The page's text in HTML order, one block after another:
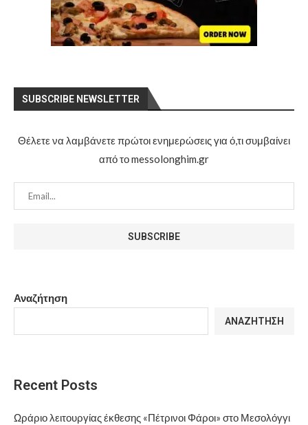
Αναζήτηση
ΑΝΑΖΉΤΗΣΗ
Recent Posts
Ωράριο λειτουργίας έκθεσης «Πέτρινοι Φάροι» στο Μεσολόγγι
SUBSCRIBE NEWSLETTER
Θέλετε να λαμβάνετε πρώτοι ενημερώσεις για ό,τι συμβαίνει
από το messolonghim.gr